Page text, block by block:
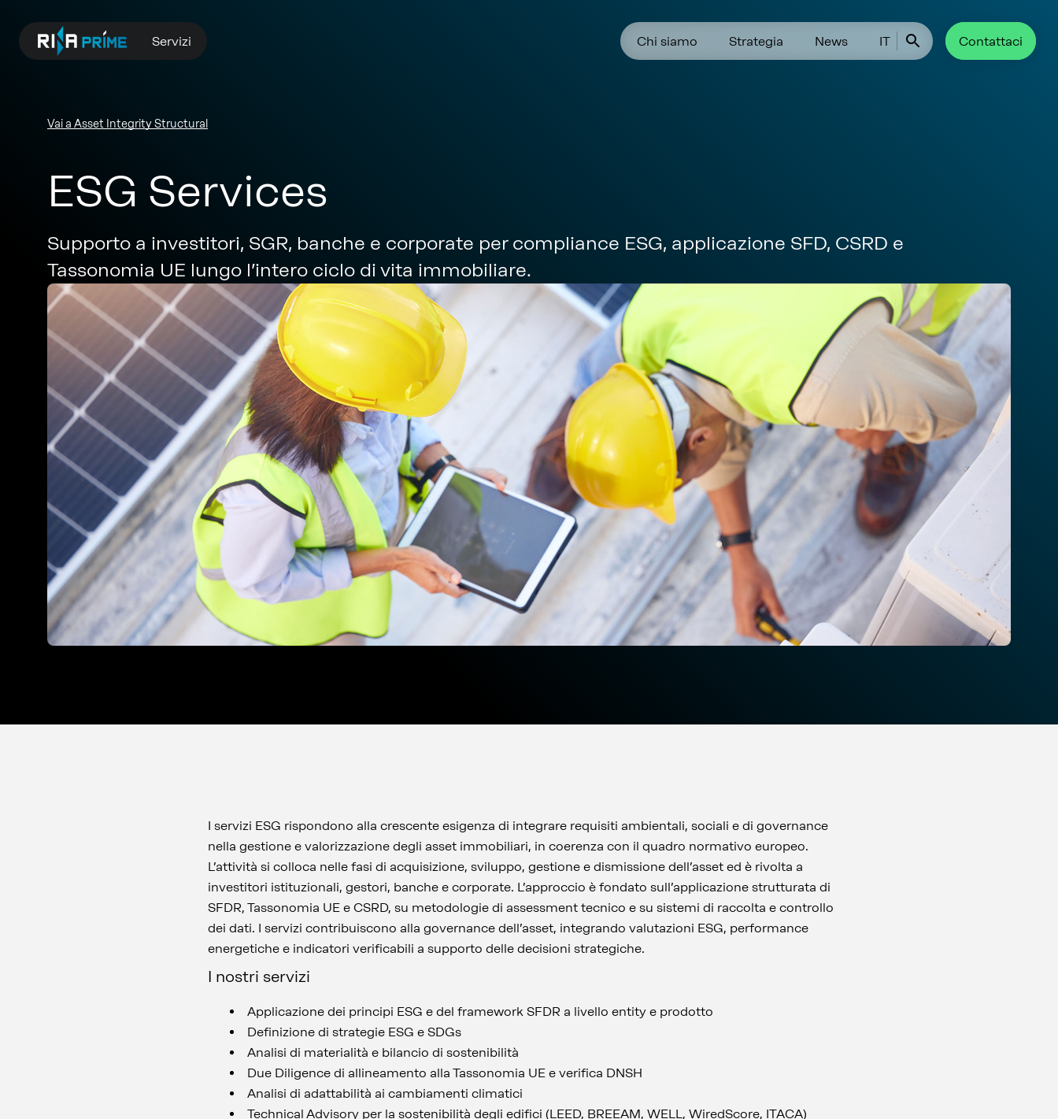
Servizi Chi siamo Strategia News IT Contattaci
Vai a Asset Integrity Structural
ESG Services
Supporto a investitori, SGR, banche e corporate per compliance ESG, applicazione SFD, CSRD e
Tassonomia UE lungo l’intero ciclo di vita immobiliare.
I servizi ESG rispondono alla crescente esigenza di integrare requisiti ambientali, sociali e di governance
nella gestione e valorizzazione degli asset immobiliari, in coerenza con il quadro normativo europeo.
L’attività si colloca nelle fasi di acquisizione, sviluppo, gestione e dismissione dell’asset ed è rivolta a
investitori istituzionali, gestori, banche e corporate. L’approccio è fondato sull’applicazione strutturata di
SFDR, Tassonomia UE e CSRD, su metodologie di assessment tecnico e su sistemi di raccolta e controllo
dei dati. I servizi contribuiscono alla governance dell’asset, integrando valutazioni ESG, performance
energetiche e indicatori verificabili a supporto delle decisioni strategiche.
I nostri servizi
Applicazione dei principi ESG e del framework SFDR a livello entity e prodotto
Definizione di strategie ESG e SDGs
Analisi di materialità e bilancio di sostenibilità
Due Diligence di allineamento alla Tassonomia UE e verifica DNSH
Analisi di adattabilità ai cambiamenti climatici
Technical Advisory per la sostenibilità degli edifici (LEED, BREEAM, WELL, WiredScore, ITACA)